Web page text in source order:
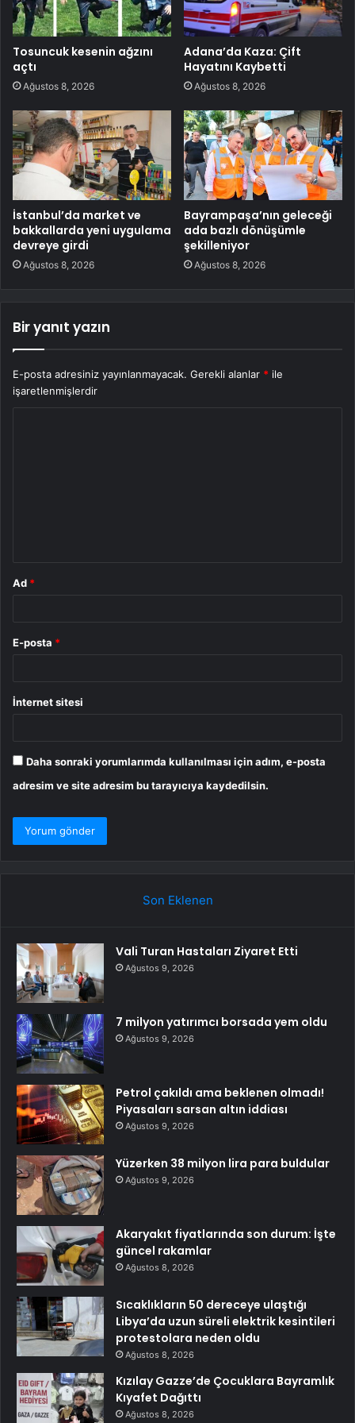
Tosuncuk kesenin ağzını
açtı
Ağustos 8, 2026
Adana’da Kaza: Çift
Hayatını Kaybetti
Ağustos 8, 2026
İstanbul’da market ve
bakkallarda yeni uygulama
devreye girdi
Ağustos 8, 2026
Bayrampaşa’nın geleceği
ada bazlı dönüşümle
şekilleniyor
Ağustos 8, 2026
Bir yanıt yazın
E-posta adresiniz yayınlanmayacak. Gerekli alanlar * ile
işaretlenmişlerdir
Ad *
E-posta *
İnternet sitesi
Daha sonraki yorumlarımda kullanılması için adım, e-posta
adresim ve site adresim bu tarayıcıya kaydedilsin.
Son Eklenen
Vali Turan Hastaları Ziyaret Etti
Ağustos 9, 2026
7 milyon yatırımcı borsada yem oldu
Ağustos 9, 2026
Petrol çakıldı ama beklenen olmadı!
Piyasaları sarsan altın iddiası
Ağustos 9, 2026
Yüzerken 38 milyon lira para buldular
Ağustos 9, 2026
Akaryakıt fiyatlarında son durum: İşte
güncel rakamlar
Ağustos 8, 2026
Sıcaklıkların 50 dereceye ulaştığı
Libya’da uzun süreli elektrik kesintileri
protestolara neden oldu
Ağustos 8, 2026
Kızılay Gazze’de Çocuklara Bayramlık
Kıyafet Dağıttı
Ağustos 8, 2026